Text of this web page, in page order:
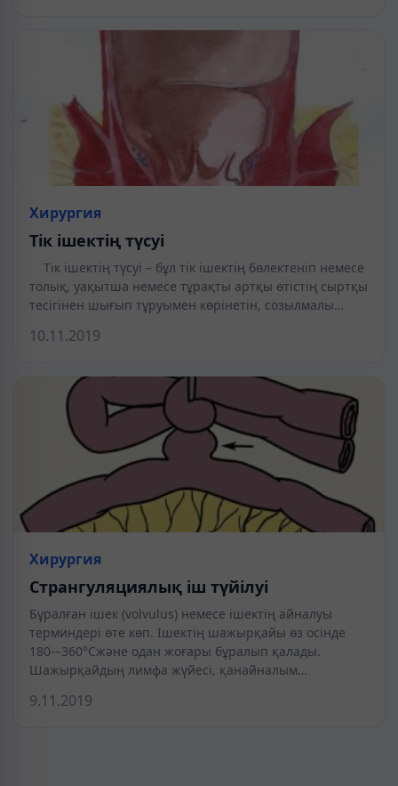
Хирургия
Тік ішектің түсуі
Тік ішектің түсуі – бұл тік ішектің бөлектеніп немесе
толық, уақытша немесе тұрақты артқы өтістің сыртқы
тесігінен шығып тұруымен көрінетін, созылмалы…
10.11.2019
Хирургия
Странгуляциялық іш түйілуі
Бұралған ішек (volvulus) немесе ішектің айналуы
терминдері өте көп. Ішектің шажырқайы өз осінде
180-–360°Сжәне одан жоғары бұралып қалады.
Шажырқайдың лимфа жүйесі, қанайналым…
9.11.2019